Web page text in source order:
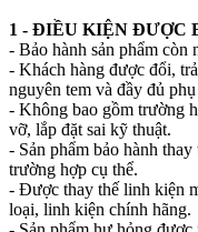
1 - ĐIỀU KIỆN ĐƯỢC
- Bảo hành sản phẩm còn
- Khách hàng được đổi,
nguyên tem và đầy đủ
- Không bao gồm trường
vỡ, lắp đặt sai kỹ thuật.
- Sản phẩm bảo hành
trường hợp cụ thể.
- Được thay thế linh kiện
loại, linh kiện chính hãng.